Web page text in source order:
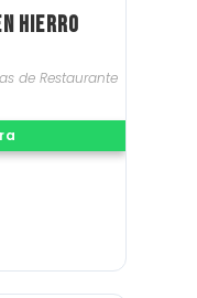
Hierro
de Restaurante